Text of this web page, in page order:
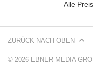
Alle
© 2026 EBNER MEDIA
ZURÜCK NACH OBEN